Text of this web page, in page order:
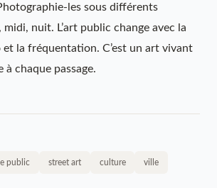
les sous différents
nuit. L’art public change avec la
et la fréquentation. C’est un art vivant
à chaque passage.
public street art culture ville